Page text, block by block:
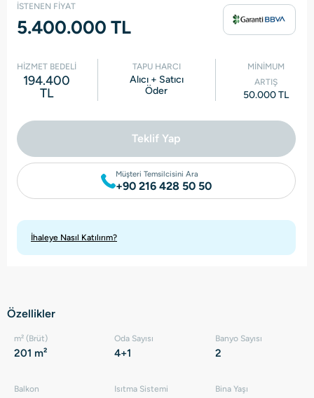
İSTENEN FİYAT
5.400.000 TL
HİZMET BEDELİ
194.400
TL
TAPU HARCI
Alıcı + Satıcı
Öder
MİNİMUM
ARTIŞ
50.000 TL
Teklif Yap
Müşteri Temsilcisini Ara
+90 216 428 50 50
İhaleye Nasıl Katılırım?
Özellikler
m² (Brüt)
201 m²
Oda Sayısı
4+1
Banyo Sayısı
2
Balkon Isıtma Sistemi Bina Yaşı